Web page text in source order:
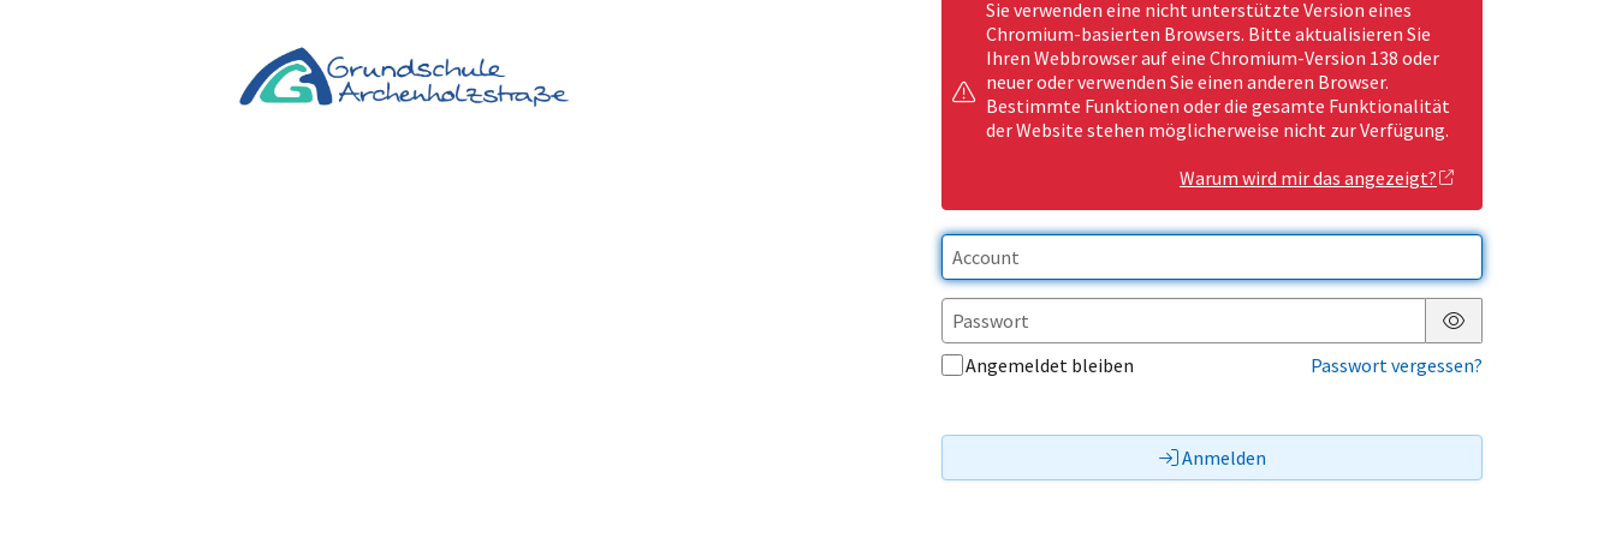
Sie verwenden eine nicht unterstützte Version eines
Chromium-basierten Browsers. Bitte aktualisieren Sie
Ihren Webbrowser auf eine Chromium-Version 138 oder
neuer oder verwenden Sie einen anderen Browser.
Bestimmte Funktionen oder die gesamte Funktionalität
der Website stehen möglicherweise nicht zur Verfügung.
Warum wird mir das angezeigt?
Passwort anzeigen
Angemeldet bleiben
Passwort vergessen?
Anmelden